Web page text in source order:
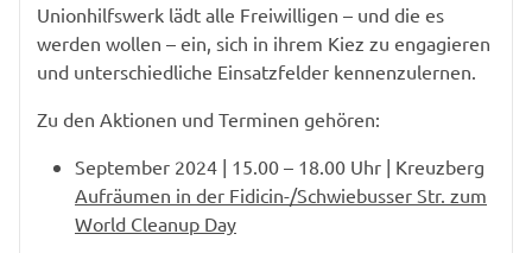
Unionhilfswerk lädt alle Freiwilligen – und die es
werden wollen – ein, sich in ihrem Kiez zu engagieren
und unterschiedliche Einsatzfelder kennenzulernen.
Zu den Aktionen und Terminen gehören:
September 2024 | 15.00 – 18.00 Uhr | Kreuzberg
Aufräumen in der Fidicin-/Schwiebusser Str. zum
World Cleanup Day